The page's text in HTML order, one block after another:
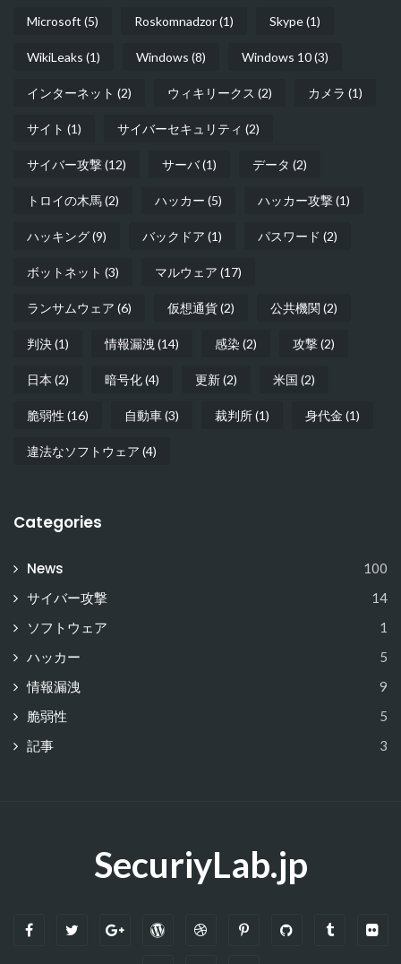
Microsoft (5) Roskomnadzor(1) Skype(1)
WikiLeaks (1) Windows (8) Windows 10(3)
インターネット (2) ウィキリークス (2) カメラ (1)
サイト (1) サイバーセキュリティ (2)
サイバー攻撃(12) サーバ(1) データ (2)
トロイの木馬(2) ハッカー (5) ハッカー攻撃(1)
ハッキング(9) バックドア (1) パスワード (2)
ボットネット (3) マルウェア (17)
ランサムウェア (6) 仮想通貨(2) 公共機関 (2)
判決(1) 情報漏洩 (14) 感染 (2) 攻撃(2)
日本 (2) 暗号化(4) 更新(2) 米国 (2)
脆弱性 (16) 自動車(3) 裁判所(1) 身代金 (1)
違法なソフトウェア (4)
Categories
News 100
サイバー攻撃 14
ソフトウェア 1
ハッカー 5
情報漏洩 9
脆弱性 5
記事 3
SecuriyLab.jp